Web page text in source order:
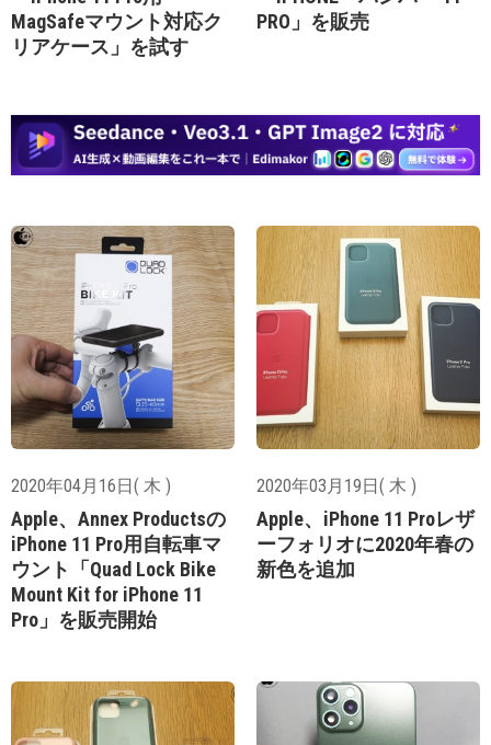
MagSafeマウント対応ク
リアケース」を試す
PRO」を販売
2020年04月16日( 木 )
Apple、Annex Productsの
iPhone 11 Pro用自転車マ
ウント「Quad Lock Bike
Mount Kit for iPhone 11
Pro」を販売開始
2020年03月19日( 木 )
Apple、iPhone 11 Proレザ
ーフォリオに2020年春の
新色を追加